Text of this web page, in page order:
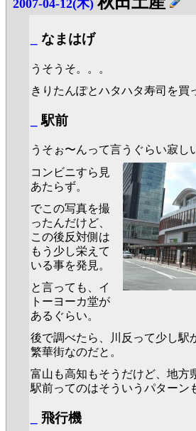
2007-04-12(木)
なまはげ
うそうそ。。。
きりたんぽとハタハタ寿司を買
駅前
うそぉ〜んって言うぐらい寂し
コンビニすら見
あたらず。
でこの写真を撮
ったんだけど、
この後反対側は
もう少し栄えて
いる事を発見。
と言っても、イ
トーヨーカ堂が
あるぐらい。
後で調べたら、川反って少し駅
繁華街なのだと。
富山も高知もそうだけど、地方
駅前ってのはそういうパターン
飛行機